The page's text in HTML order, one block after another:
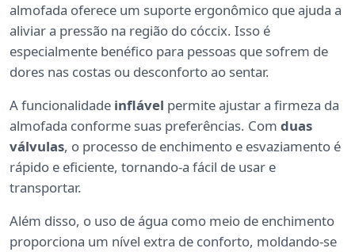
almofada oferece um suporte ergonômico que ajuda a
aliviar a pressão na região do cóccix. Isso é
especialmente benéfico para pessoas que sofrem de
dores nas costas ou desconforto ao sentar.
A funcionalidade inflável permite ajustar a firmeza da
almofada conforme suas preferências. Com duas
válvulas, o processo de enchimento e esvaziamento é
rápido e eficiente, tornando-a fácil de usar e
transportar.
Além disso, o uso de água como meio de enchimento
proporciona um nível extra de conforto, moldando-se